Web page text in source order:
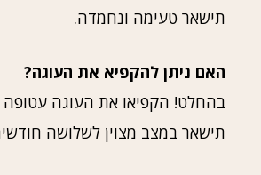
תישאר טעימה ונחמדה.
האם ניתן להקפיא את העוגה?
בהחלט! הקפיאו את העוגה עטופה
תישאר במצב מצוין לשלושה